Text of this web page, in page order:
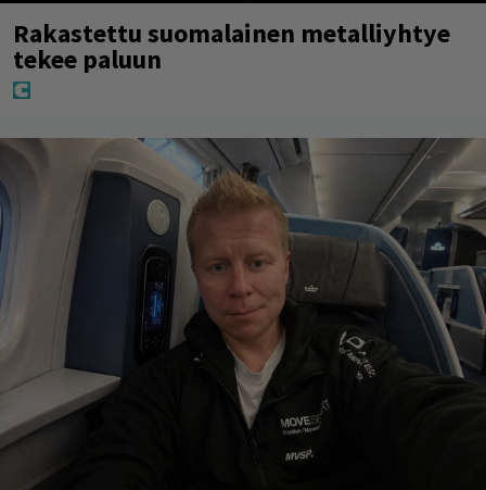
Rakastettu suomalainen metalliyhtye
tekee paluun